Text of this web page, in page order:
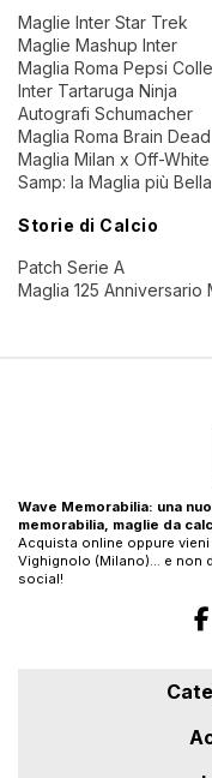
Maglie Inter Star Trek
Maglie Mashup Inter
Maglia Roma Pepsi
Inter Tartaruga Ninja
Autografi Schumacher
Maglia Roma Brain Dead
Maglia Milan x Off-White
Samp: la Maglia più
Storie di Calcio
Patch Serie A
Maglia 125 Anniversario
Wave Memorabilia: una
memorabilia, maglie da
Acquista online oppure
Vighignolo (Milano)… e non
social!